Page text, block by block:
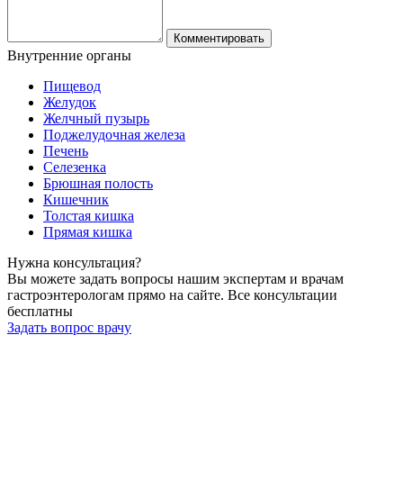
Комментировать
Внутренние органы
Пищевод
Желудок
Желчный пузырь
Поджелудочная железа
Печень
Селезенка
Брюшная полость
Кишечник
Толстая кишка
Прямая кишка
Нужна консультация?
Вы можете задать вопросы нашим экспертам и врачам
гастроэнтерологам прямо на сайте. Все консультации
бесплатны
Задать вопрос врачу